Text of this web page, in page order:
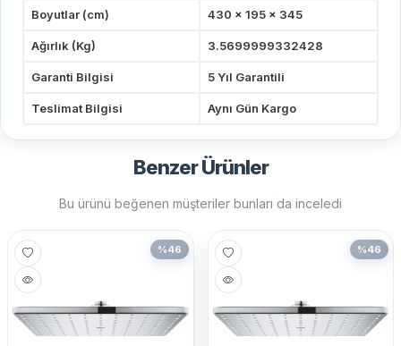
Boyutlar (cm) 430 x 195 x 345
Ağırlık (Kg) 3.5699999332428
Garanti Bilgisi 5 Yıl Garantili
Teslimat Bilgisi Aynı Gün Kargo
Benzer Ürünler
Bu ürünü beğenen müşteriler bunları da inceledi
%46 %46